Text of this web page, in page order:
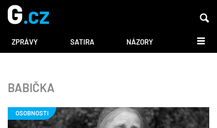
ZPRÁVY SATIRA NÁZORY DALŠÍ
BABIČKA